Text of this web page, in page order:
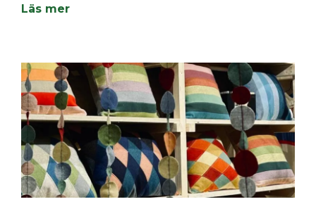
Läs mer